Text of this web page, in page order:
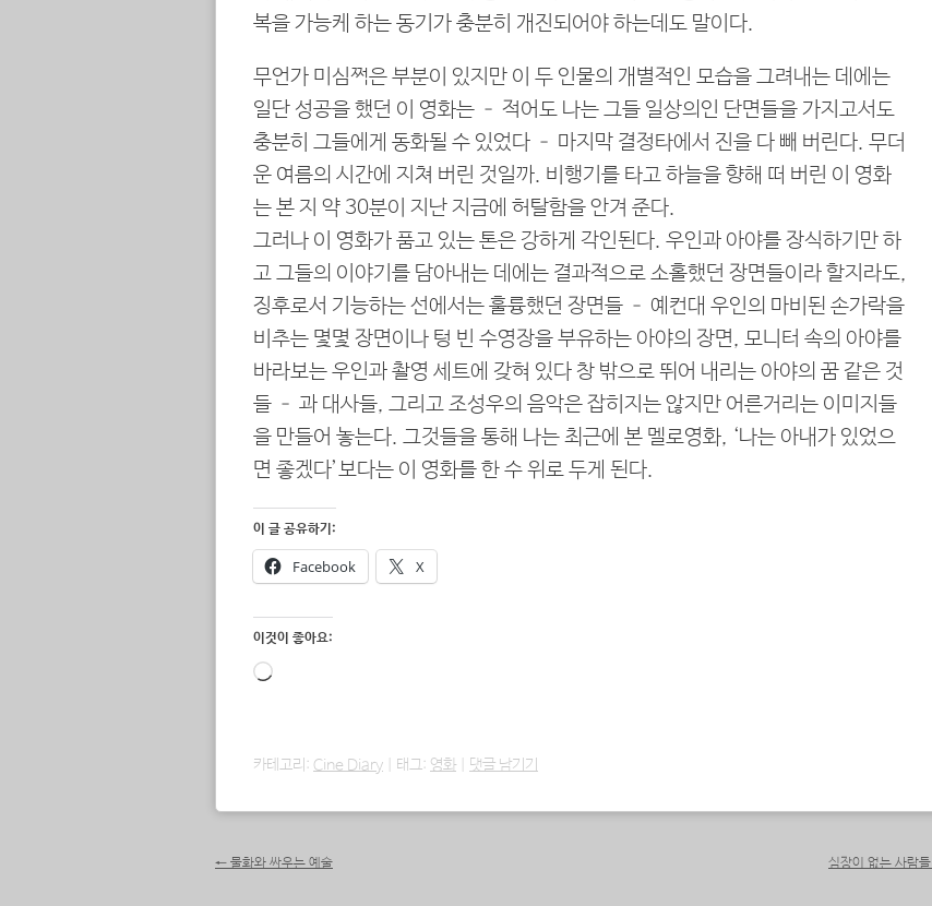
복을 가능케 하는 동기가 충분히 개진되어야 하는데도 말이다.
무언가 미심쩍은 부분이 있지만 이 두 인물의 개별적인 모습을 그려내는 데에는
일단 성공을 했던 이 영화는 – 적어도 나는 그들 일상의인 단면들을 가지고서도
충분히 그들에게 동화될 수 있었다 – 마지막 결정타에서 진을 다 빼 버린다. 무더
운 여름의 시간에 지쳐 버린 것일까. 비행기를 타고 하늘을 향해 떠 버린 이 영화
는 본 지 약 30분이 지난 지금에 허탈함을 안겨 준다.
그러나 이 영화가 품고 있는 톤은 강하게 각인된다. 우인과 아야를 장식하기만 하
고 그들의 이야기를 담아내는 데에는 결과적으로 소홀했던 장면들이라 할지라도,
징후로서 기능하는 선에서는 훌륭했던 장면들 – 예컨대 우인의 마비된 손가락을
비추는 몇몇 장면이나 텅 빈 수영장을 부유하는 아야의 장면, 모니터 속의 아야를
바라보는 우인과 촬영 세트에 갖혀 있다 창 밖으로 뛰어 내리는 아야의 꿈 같은 것
들 – 과 대사들, 그리고 조성우의 음악은 잡히지는 않지만 어른거리는 이미지들
을 만들어 놓는다. 그것들을 통해 나는 최근에 본 멜로영화, ‘나는 아내가 있었으
면 좋겠다’보다는 이 영화를 한 수 위로 두게 된다.
이 글 공유하기:
Facebook X
이것이 좋아요:
로
카테고리: Cine Diary 태그: 영화 댓글 남기기
포스트 내비게이션
← 물화와 싸우는 예술 심장이 없는 사람들